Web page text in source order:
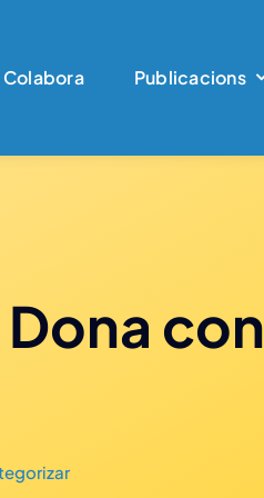
Colabora Publicacions
con